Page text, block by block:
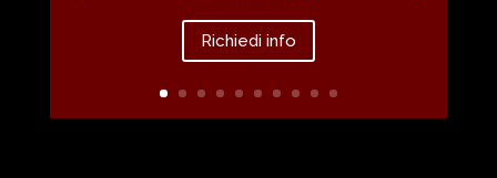
Richiedi info